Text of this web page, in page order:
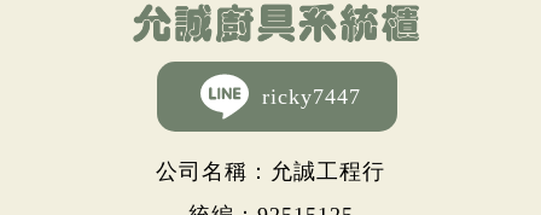
ricky7447
公司名稱：允誠工程行